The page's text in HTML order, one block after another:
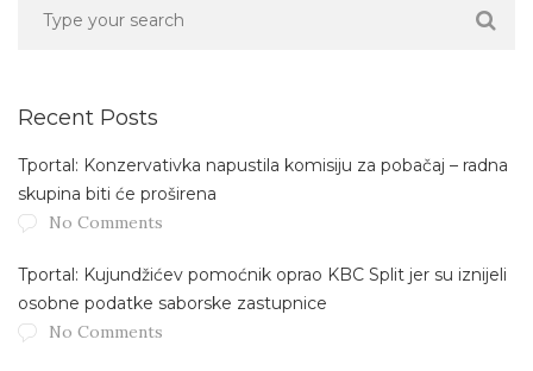
Recent Posts
Tportal: Konzervativka napustila komisiju za pobačaj – radna
skupina biti će proširena
No Comments
Tportal: Kujundžićev pomoćnik oprao KBC Split jer su iznijeli
osobne podatke saborske zastupnice
No Comments